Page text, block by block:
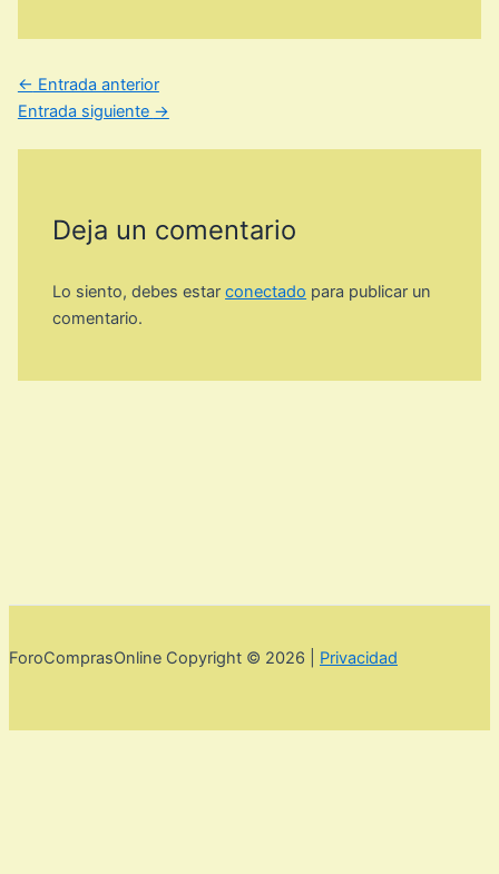
← Entrada anterior
Entrada siguiente →
Deja un comentario
Lo siento, debes estarconectado para publicar un
comentario.
ForoComprasOnline Copyright © 2026 | Privacidad